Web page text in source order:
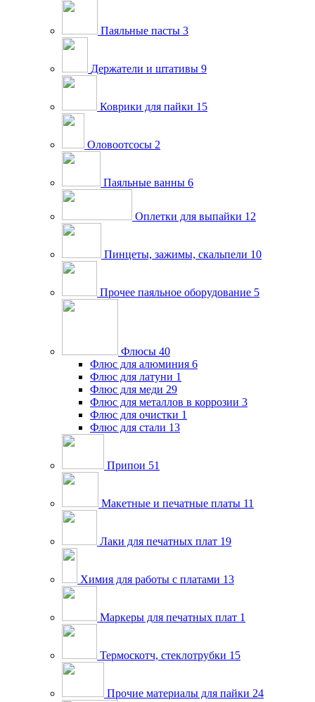
Паяльные пасты 3
Держатели и штативы 9
Коврики для пайки 15
Оловоотсосы 2
Паяльные ванны 6
Оплетки для выпайки 12
Пинцеты, зажимы, скальпели 10
Прочее паяльное оборудование 5
Флюсы 40
Флюс для алюминия 6
Флюс для латуни 1
Флюс для меди 29
Флюс для металлов в коррозии 3
Флюс для очистки 1
Флюс для стали 13
Припои 51
Макетные и печатные платы 11
Лаки для печатных плат 19
Химия для работы с платами 13
Маркеры для печатных плат 1
Термоскотч, стеклотрубки 15
Прочие материалы для пайки 24